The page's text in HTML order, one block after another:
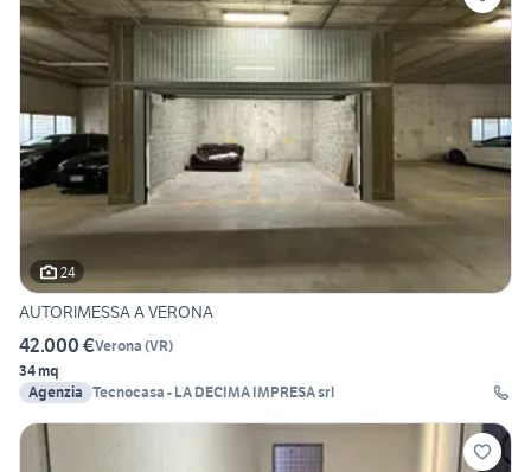
24
AUTORIMESSA A VERONA
42.000 €Verona (VR)
34 mq
Agenzia Tecnocasa - LA DECIMA IMPRESA srl